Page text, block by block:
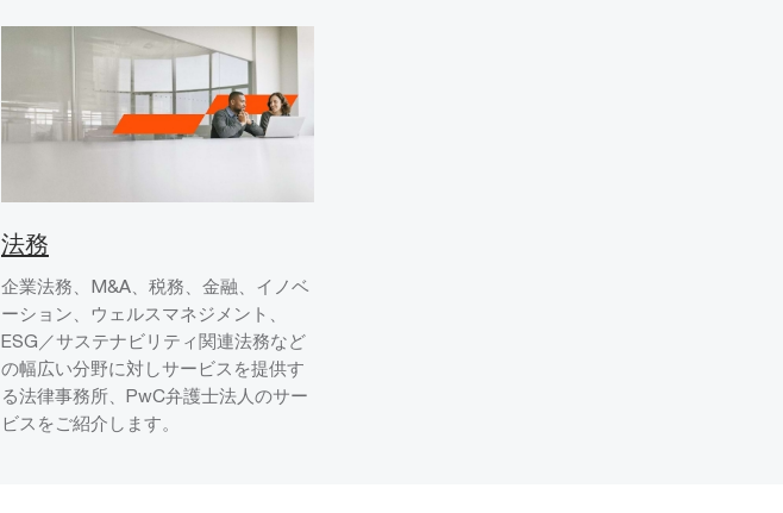
法務
企業法務、M&A、税務、金融、イノベ
ーション、ウェルスマネジメント、
ESG／サステナビリティ関連法務など
の幅広い分野に対しサービスを提供す
る法律事務所、PwC弁護士法人のサー
ビスをご紹介します。